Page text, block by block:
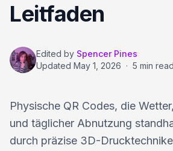
Leitfaden
Edited by Spencer Pines
Updated May 1, 2026 · 5 min read
Physische QR Codes, die
und täglicher Abnutzung
durch präzise 3D-